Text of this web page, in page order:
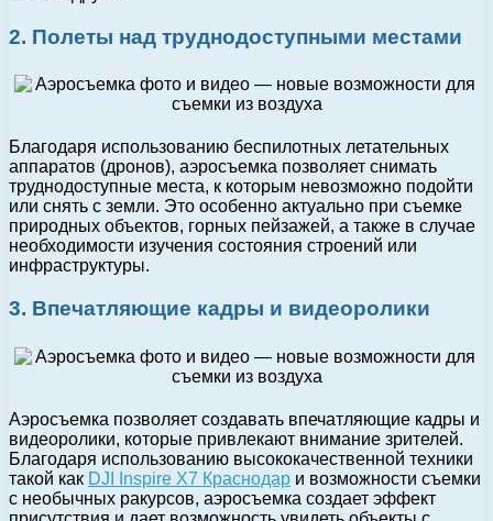
2. Полеты над труднодоступными местами
Благодаря использованию беспилотных летательных
аппаратов (дронов), аэросъемка позволяет снимать
труднодоступные места, к которым невозможно подойти
или снять с земли. Это особенно актуально при съемке
природных объектов, горных пейзажей, а также в случае
необходимости изучения состояния строений или
инфраструктуры.
3. Впечатляющие кадры и видеоролики
Аэросъемка позволяет создавать впечатляющие кадры и
видеоролики, которые привлекают внимание зрителей.
Благодаря использованию высококачественной техники
такой как DJI Inspire X7 Краснодар и возможности съемки
с необычных ракурсов, аэросъемка создает эффект